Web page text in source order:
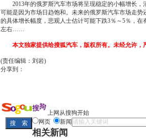
2013年的俄罗斯汽车市场将呈现稳定的小幅增长，
可能是因为市场日趋饱和。未来的俄罗斯汽车市场走势
的具体增长幅度，悲观人士估计可能下跌3％～5％，
左右……
本文独家提供给搜狐汽车，版权所有。未经允许，
(责任编辑：刘岩)
分享到：
上网从搜狗开始
网页
新闻
相关新闻